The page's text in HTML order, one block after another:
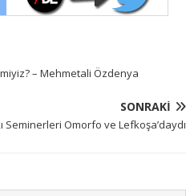
– Mehmetali Özdenya
SONRAKI
Seminerleri Omorfo ve Lefkoşa’daydı